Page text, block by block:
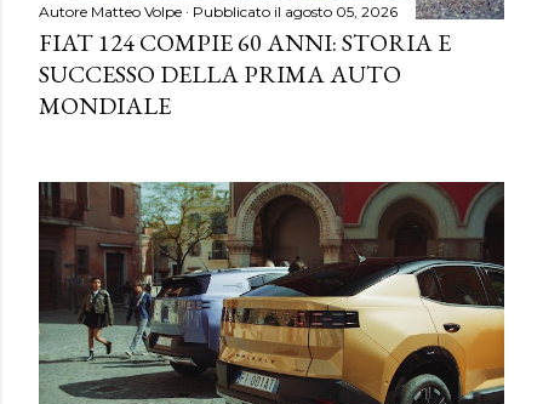
Autore Matteo Volpe Pubblicato il agosto 05, 2026
FIAT 124 COMPIE 60 ANNI: STORIA E
SUCCESSO DELLA PRIMA AUTO
MONDIALE